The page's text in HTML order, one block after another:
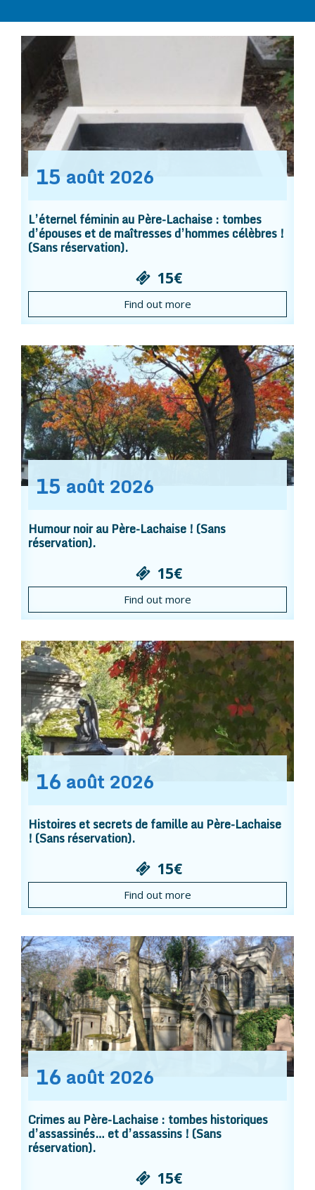
15 août 2026
L’éternel féminin au Père-Lachaise : tombes
d’épouses et de maîtresses d’hommes célèbres !
(Sans réservation).
15€
Find out more
15 août 2026
Humour noir au Père-Lachaise ! (Sans
réservation).
15€
Find out more
16 août 2026
Histoires et secrets de famille au Père-Lachaise
! (Sans réservation).
15€
Find out more
16 août 2026
Crimes au Père-Lachaise : tombes historiques
d’assassinés… et d’assassins ! (Sans
réservation).
15€